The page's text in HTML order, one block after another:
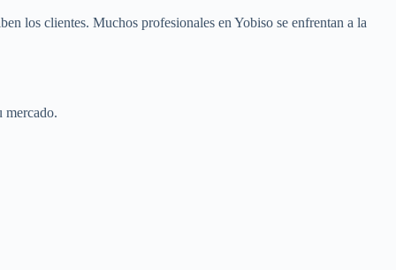
los clientes. Muchos profesionales en Yobiso se enfrentan a la
mercado.